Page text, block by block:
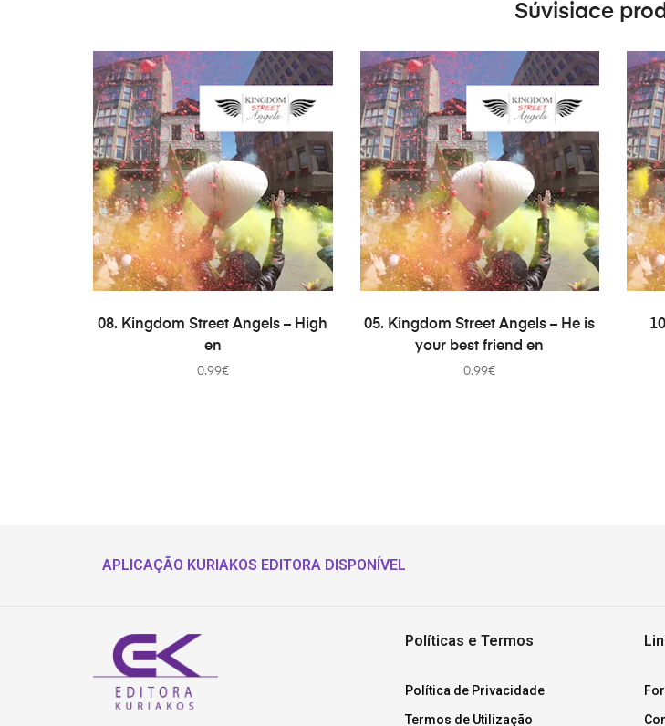
Súvisiace
PRIDAŤ DO KOŠÍKA
08. Kingdom Street Angels – High
en
0.99€
PRIDAŤ DO KOŠÍKA
05. Kingdom Street Angels – He is
your best friend en
0.99€
APLICAÇÃO KURIAKOS EDITORA DISPONÍVEL
Políticas e Termos
Política de Privacidade
Termos de Utilização